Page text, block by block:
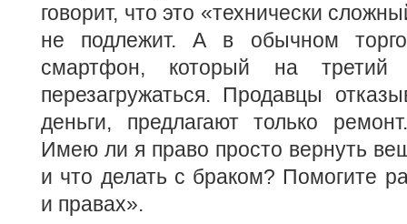
говорит, что это «технически
не подлежит. А в обычном
смартфон, который на
перезагружаться. Продавцы
деньги, предлагают только
Имею ли я право просто вернуть
и что делать с браком? Помогите
и правах».